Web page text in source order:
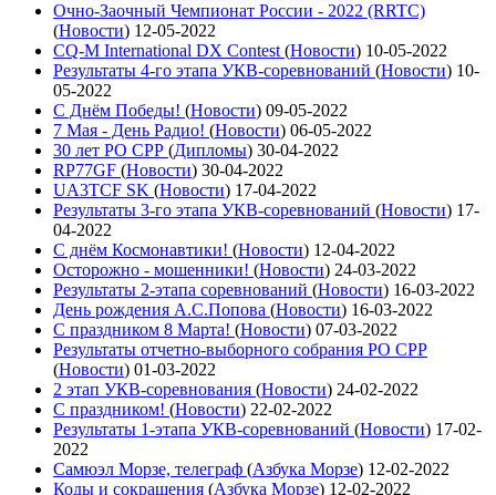
Очно-Заочный Чемпионат России - 2022 (RRTC)
(Новости) 12-05-2022
CQ-M International DX Contest (Новости) 10-05-2022
Результаты 4-го этапа УКВ-соревнований (Новости) 10-
05-2022
С Днём Победы! (Новости) 09-05-2022
7 Мая - День Радио! (Новости) 06-05-2022
30 лет РО СРР (Дипломы) 30-04-2022
RP77GF (Новости) 30-04-2022
UA3TCF SK (Новости) 17-04-2022
Результаты 3-го этапа УКВ-соревнований (Новости) 17-
04-2022
С днём Космонавтики! (Новости) 12-04-2022
Осторожно - мошенники! (Новости) 24-03-2022
Результаты 2-этапа соревнований (Новости) 16-03-2022
День рождения А.С.Попова (Новости) 16-03-2022
С праздником 8 Марта! (Новости) 07-03-2022
Результаты отчетно-выборного собрания РО СРР
(Новости) 01-03-2022
2 этап УКВ-соревнования (Новости) 24-02-2022
С праздником! (Новости) 22-02-2022
Результаты 1-этапа УКВ-соревнований (Новости) 17-02-
2022
Самюэл Морзе, телеграф (Азбука Морзе) 12-02-2022
Коды и сокращения (Азбука Морзе) 12-02-2022